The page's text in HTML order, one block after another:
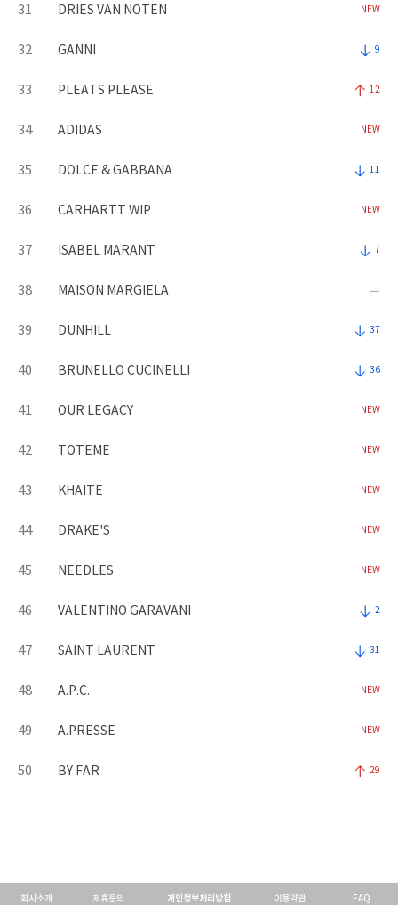
31 DRIES VAN NOTEN NEW
32 GANNI 9
33 PLEATS PLEASE 12
34 ADIDAS NEW
35 DOLCE & GABBANA 11
36 CARHARTT WIP NEW
37 ISABEL MARANT 7
38 MAISON MARGIELA
39 DUNHILL 37
40 BRUNELLO CUCINELLI 36
41 OUR LEGACY NEW
42 TOTEME NEW
43 KHAITE NEW
44 DRAKE'S NEW
45 NEEDLES NEW
46 VALENTINO GARAVANI 2
47 SAINT LAURENT 31
48 A.P.C. NEW
49 A.PRESSE NEW
50 BY FAR 29
회사소개 제휴문의 개인정보처리방침 이용약관 FAQ